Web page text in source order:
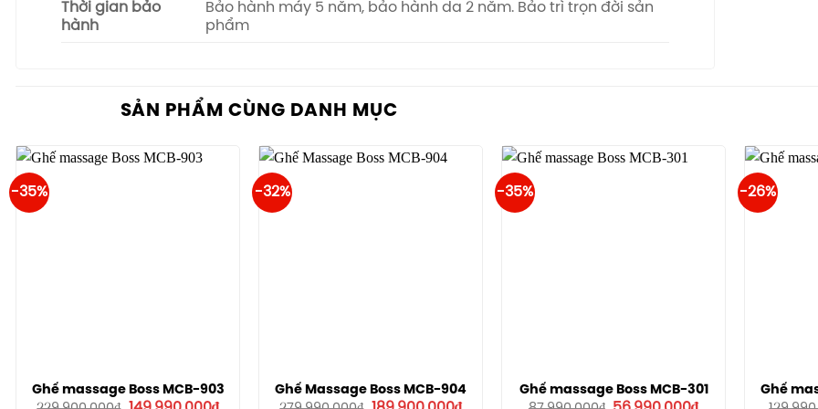
Thời gian bảo
hành
Bảo hành máy 5 năm, bảo hành da 2 năm. Bảo trì trọn đời sản
phẩm
SẢN PHẨM CÙNG DANH MỤC
-35%
Ghế massage Boss MCB-903
Giá Giá
-32%
Ghế Massage Boss MCB-904
Giá Giá
-35%
Ghế massage Boss MCB-301
Giá Giá
-26%
Ghế